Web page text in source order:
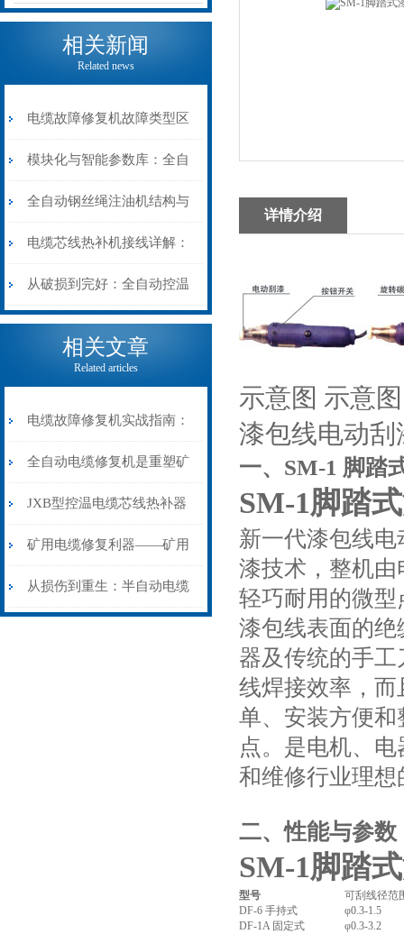
相关新闻
Related news
电缆故障修复机故障类型区
分指南：从“绝缘电
阻”到“波形特征”的精准诊
断逻辑
模块化与智能参数库：全自
动电缆修复机的快速换型逻
辑
全自动钢丝绳注油机结构与
工作原理：揭秘高效润滑的
机械密码
电缆芯线热补机接线详解：
从入门到精通
从破损到完好：全自动控温
电缆热补机的核心价值
相关文章
Related articles
电缆故障修复机实战指南：
从“盲测”到“精确定点”的三
步作业法
全自动电缆修复机是重塑矿
山电力动脉的“智能外科医
生”
JXB型控温电缆芯线热补器
安装与接线：精准修复的工
艺基石
矿用电缆修复利器——矿用
电缆热补机智能控温，安全
从损伤到重生：半自动电缆
详情介绍
示意图 示意
漆包线电动刮
一、SM-1 脚踏
SM-1脚踏
新一代漆包线
漆技术，整机
轻巧耐用的微
漆包线表面的
器及传统的手
线焊接效率，
单、安装方便
点。是电机、
和维修行业理
二、性能与参数
SM-1脚踏
型号
可刮线径范
DF-6 手持式
φ0.3-1.5
DF-1A 固定式
φ0.3-3.2